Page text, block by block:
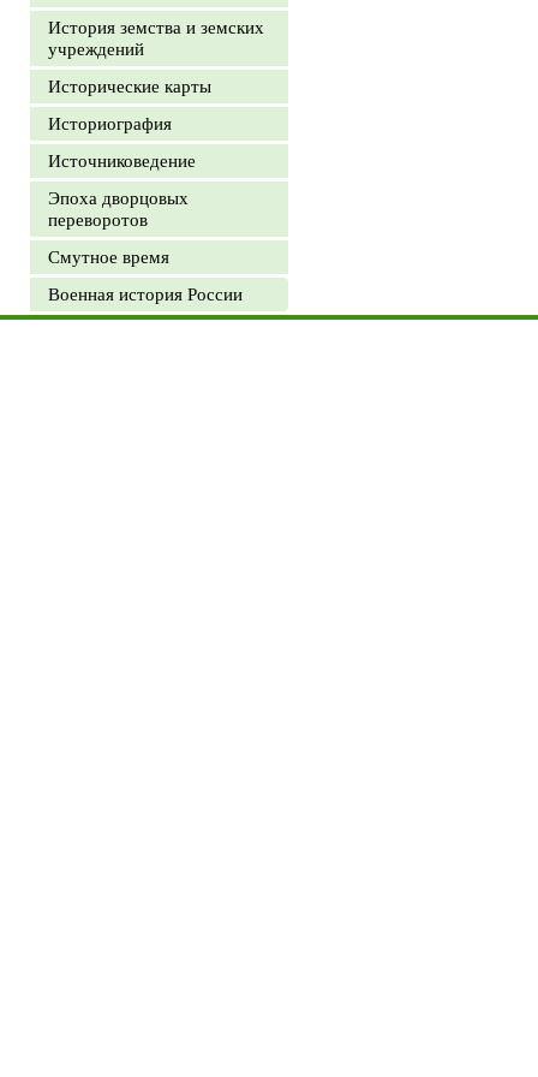
История земства и земских
учреждений
Исторические карты
Историография
Источниковедение
Эпоха дворцовых
переворотов
Смутное время
Военная история России